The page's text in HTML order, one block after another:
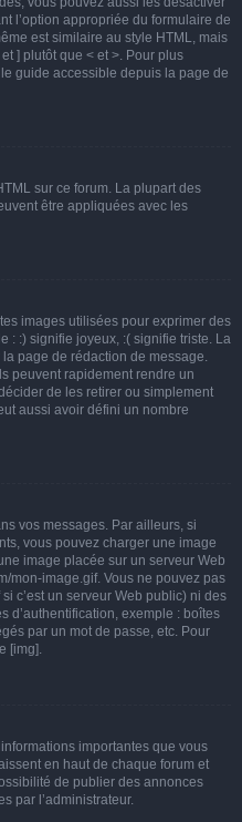
l’option appropriée du formulaire de
est similaire au style HTML, mais
] plutôt que < et >. Pour plus
guide accessible depuis la page de
sur ce forum. La plupart des
être appliquées avec les
images utilisées pour exprimer des
: :) signifie joyeux, :( signifie triste. La
page de rédaction de message.
peuvent rapidement rendre un
de les retirer ou simplement
aussi avoir défini un nombre
vos messages. Par ailleurs, si
vous pouvez charger une image
image placée sur un serveur Web
mon-image.gif. Vous ne pouvez pas
c’est un serveur Web public) ni des
d’authentification, exemple : boîtes
par un mot de passe, etc. Pour
[img].
importantes que vous
en haut de chaque forum et
de publier des annonces
par l’administrateur.